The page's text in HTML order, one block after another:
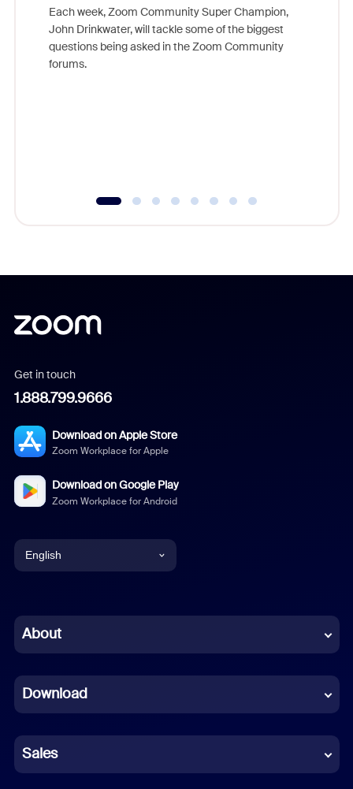
Each week, Zoom Community Super Champion,
John Drinkwater, will tackle some of the biggest
questions being asked in the Zoom Community
forums.
Get in touch
1.888.799.9666
Download on Apple Store
Zoom Workplace for Apple
Download on Google Play
Zoom Workplace for Android
English
Chinese (Simplified)
French
German
Indonesian
About
Download
Sales